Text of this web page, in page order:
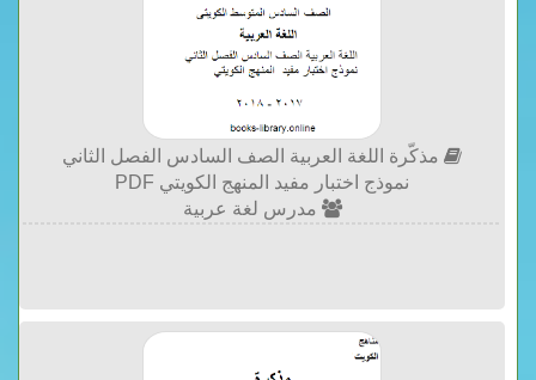
مذكّرة اللغة العربية الصف السادس الفصل الثاني
نموذج اختبار مفيد المنهج الكويتي PDF
مدرس لغة عربية